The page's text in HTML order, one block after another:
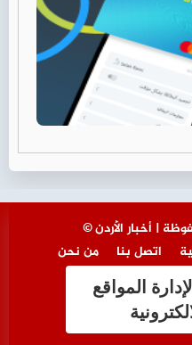
من نحن
اتصل بنا
المواقع